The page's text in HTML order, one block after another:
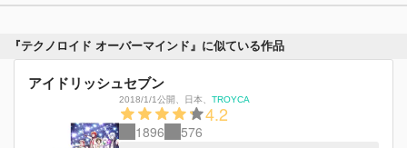
『テクノロイド オーバーマインド』に似ている作品
アイドリッシュセブン
2018/1/1公開 日本 TROYCA
4.2
1896 576